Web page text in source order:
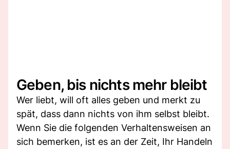
Geben, bis nichts mehr bleibt
Wer liebt, will oft alles geben und merkt zu
spät, dass dann nichts von ihm selbst bleibt.
Wenn Sie die folgenden Verhaltensweisen an
sich bemerken, ist es an der Zeit, Ihr Handeln